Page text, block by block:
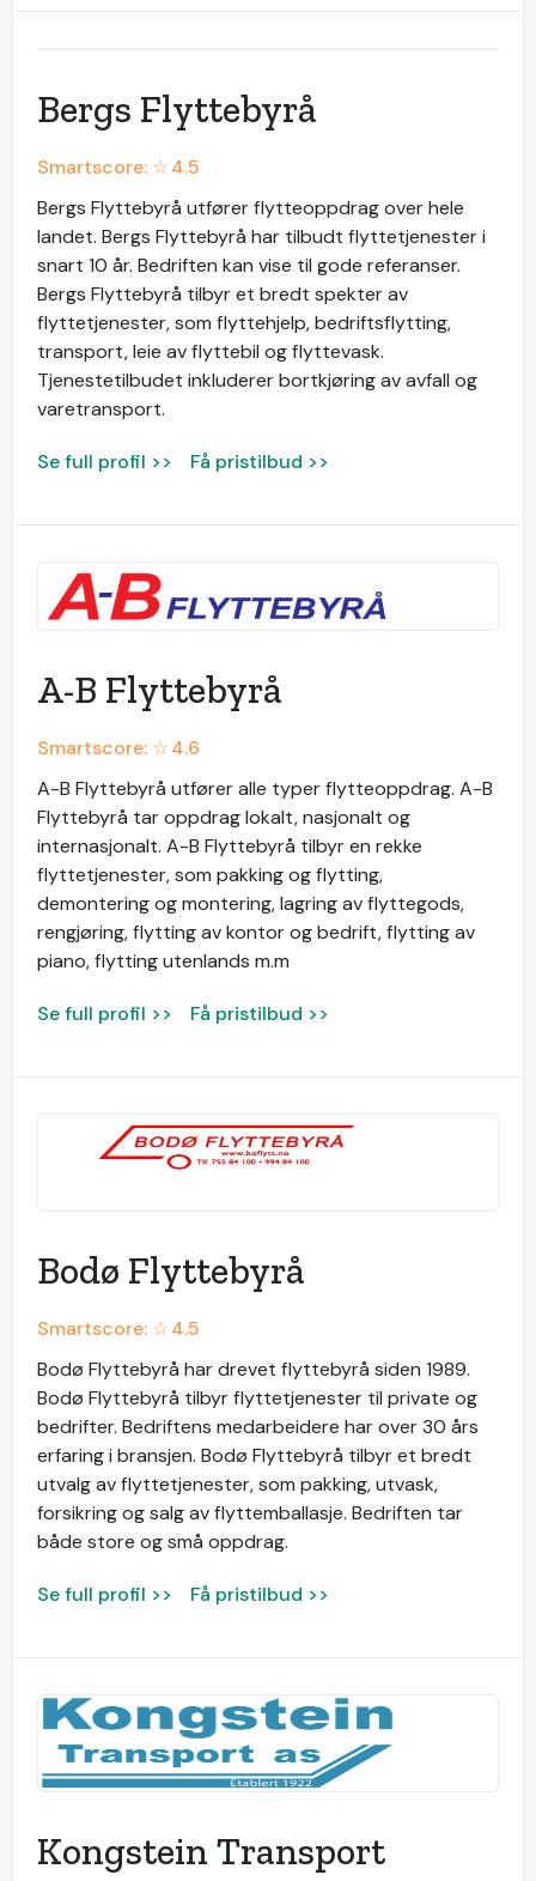
Bergs Flyttebyrå
Smartscore: ☆4.5
Bergs Flyttebyrå utfører flytteoppdrag over hele
landet. Bergs Flyttebyrå har tilbudt flyttetjenester i
snart 10 år. Bedriften kan vise til gode referanser.
Bergs Flyttebyrå tilbyr et bredt spekter av
flyttetjenester, som flyttehjelp, bedriftsflytting,
transport, leie av flyttebil og flyttevask.
Tjenestetilbudet inkluderer bortkjøring av avfall og
varetransport.
Se full profil >> Få pristilbud >>
A-B Flyttebyrå
Smartscore: ☆4.6
A-B Flyttebyrå utfører alle typer flytteoppdrag. A-B
Flyttebyrå tar oppdrag lokalt, nasjonalt og
internasjonalt. A-B Flyttebyrå tilbyr en rekke
flyttetjenester, som pakking og flytting,
demontering og montering, lagring av flyttegods,
rengjøring, flytting av kontor og bedrift, flytting av
piano, flytting utenlands m.m
Se full profil >> Få pristilbud >>
Bodø Flyttebyrå
Smartscore: ☆4.5
Bodø Flyttebyrå har drevet flyttebyrå siden 1989.
Bodø Flyttebyrå tilbyr flyttetjenester til private og
bedrifter. Bedriftens medarbeidere har over 30 års
erfaring i bransjen. Bodø Flyttebyrå tilbyr et bredt
utvalg av flyttetjenester, som pakking, utvask,
forsikring og salg av flyttemballasje. Bedriften tar
både store og små oppdrag.
Se full profil >> Få pristilbud >>
Kongstein Transport